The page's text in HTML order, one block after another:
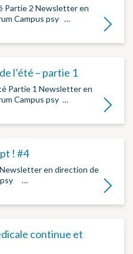
Partie 2 Newsletter en
Campus psy ­…
Lire la
l’été – partie 1
Partie 1 Newsletter en
Campus psy …
Lire la
! #4
en direction de
psy ­ ­ ­…
Lire la
continue et